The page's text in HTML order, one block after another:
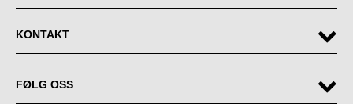
KONTAKT
FØLG OSS